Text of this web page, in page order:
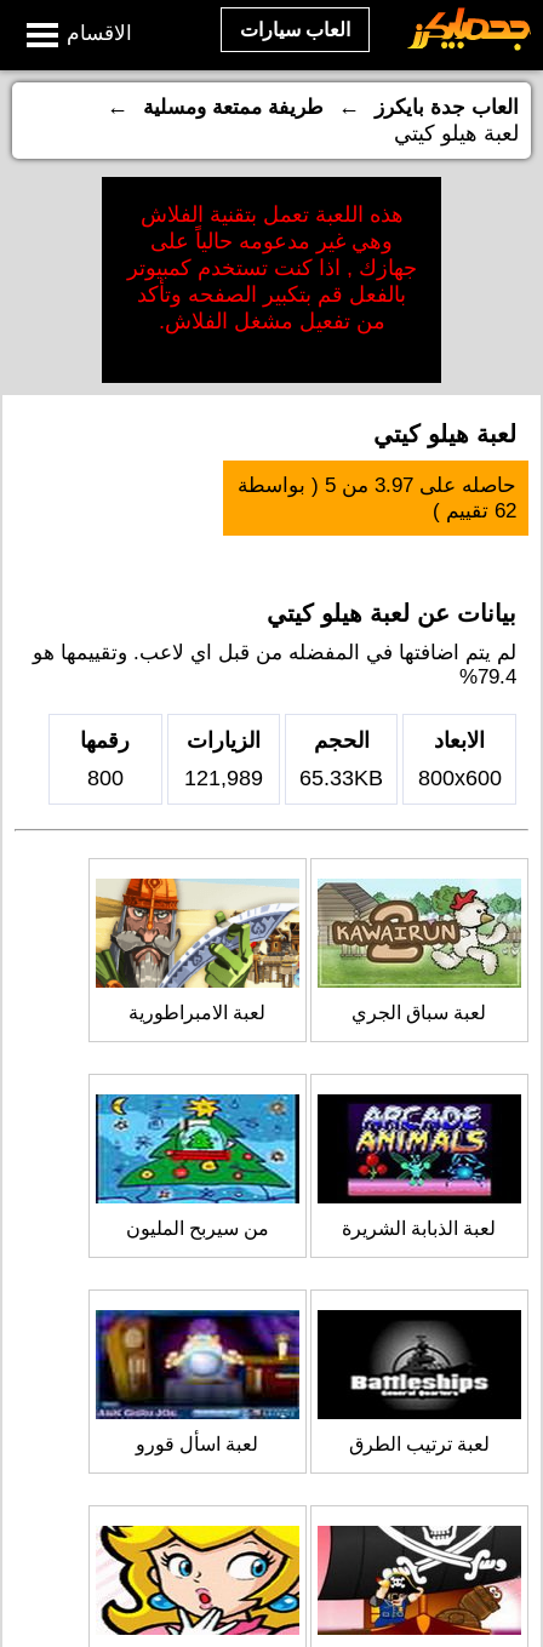
الاقسام العاب سيارات
العاب جدة بايكرز ← طريفة ممتعة ومسلية
←
لعبة هيلو كيتي
هذه اللعبة تعمل بتقنية الفلاش
وهي غير مدعومه حالياً على
جهازك , اذا كنت تستخدم كمبيوتر
بالفعل قم بتكبير الصفحه وتأكد
من تفعيل مشغل الفلاش.
لعبة هيلو كيتي
حاصله على3.97 من5 ( بواسطة
62 تقييم )
بيانات عن لعبة هيلو كيتي
لم يتم اضافتها في المفضله من قبل اي لاعب. وتقييمها هو
79.4%
الابعاد
800x600
الحجم
65.33KB
الزيارات
121,989
رقمها
800
لعبة سباق الجري لعبة الامبراطورية
لعبة الذبابة الشريرة من سيربح المليون
لعبة ترتيب الطرق لعبة اسأل قورو